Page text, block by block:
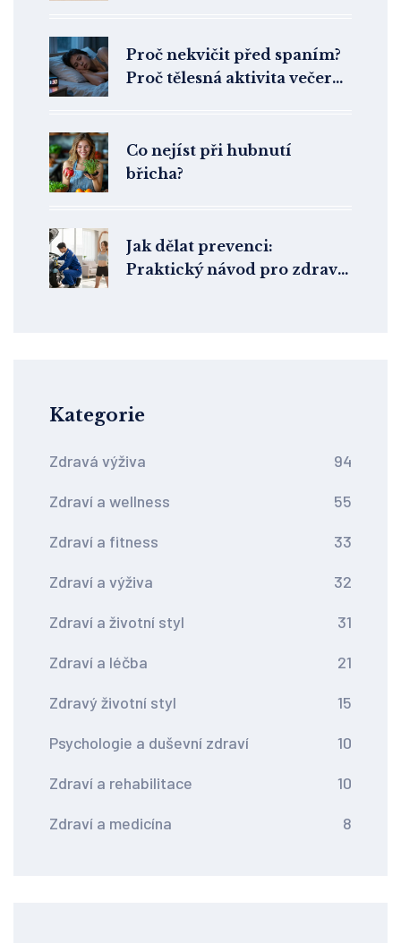
Proč nekvičit před spaním?
Proč tělesná aktivita večer
Co nejíst při hubnutí
břicha?
Jak dělat prevenci:
Praktický návod pro zdravý
Kategorie
Zdravá výživa 94
Zdraví a wellness 55
Zdraví a fitness 33
Zdraví a výživa 32
Zdraví a životní styl 31
Zdraví a léčba 21
Zdravý životní styl 15
Psychologie a duševní zdraví 10
Zdraví a rehabilitace 10
Zdraví a medicína 8